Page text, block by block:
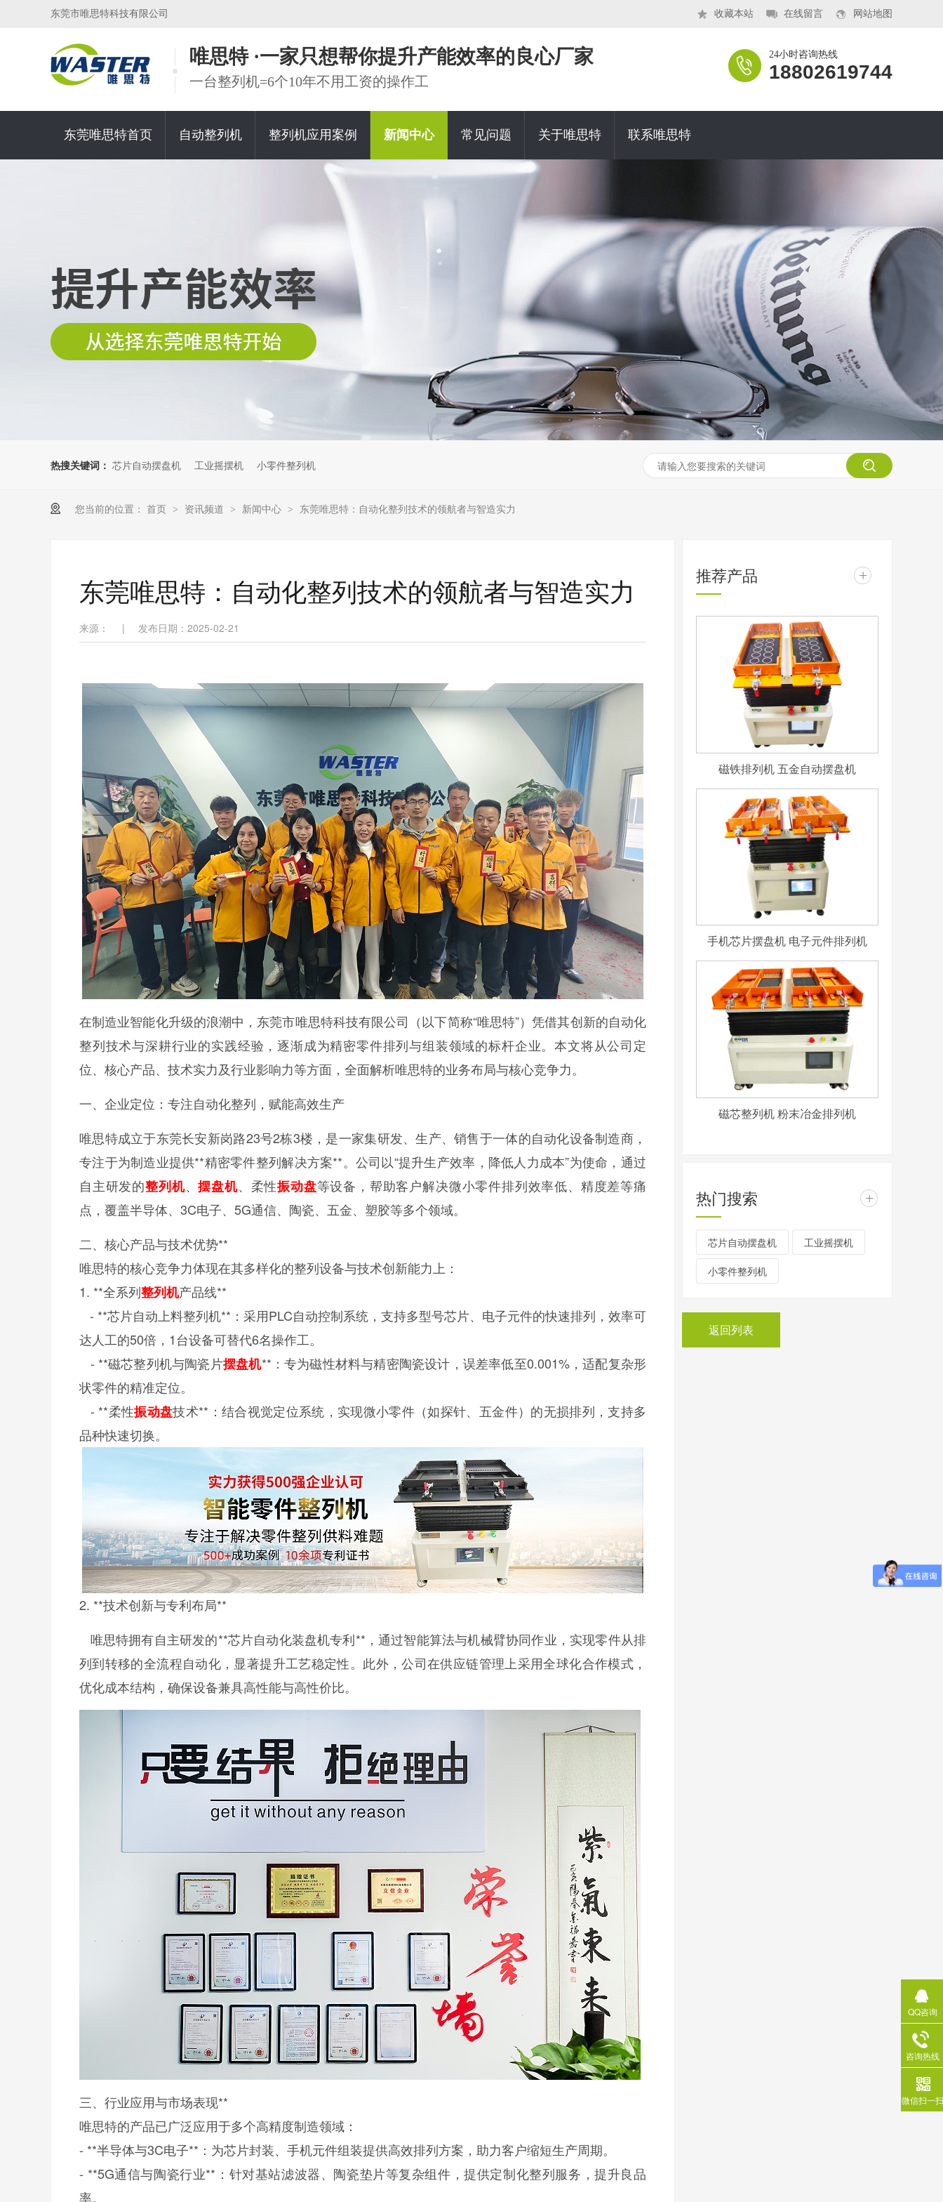
收藏本站 在线留言 网站地图
东莞市唯思特科技有限公司
唯思特 ·一家只想帮你提升产能效率的良心厂家
一台整列机=6个10年不用工资的操作工
24小时咨询热线
18802619744
东莞唯思特首页 自动整列机 整列机应用案例 新闻中心 常见问题 关于唯思特 联系唯思特
热搜关键词： 芯片自动摆盘机 工业摇摆机 小零件整列机
您当前的位置： 首页 > 资讯频道 > 新闻中心 > 东莞唯思特：自动化整列技术的领航者与智造实力
东莞唯思特：自动化整列技术的领航者与智造实力
来源： | 发布日期：2025-02-21
在制造业智能化升级的浪潮中，东莞市唯思特科技有限公司（以下简称“唯思特”）凭借其创新的自动化
整列技术与深耕行业的实践经验，逐渐成为精密零件排列与组装领域的标杆企业。本文将从公司定
位、核心产品、技术实力及行业影响力等方面，全面解析唯思特的业务布局与核心竞争力。
一、企业定位：专注自动化整列，赋能高效生产
唯思特成立于东莞长安新岗路23号2栋3楼，是一家集研发、生产、销售于一体的自动化设备制造商，
专注于为制造业提供**精密零件整列解决方案**。公司以“提升生产效率，降低人力成本”为使命，通过
自主研发的整列机、摆盘机、柔性振动盘等设备，帮助客户解决微小零件排列效率低、精度差等痛
点，覆盖半导体、3C电子、5G通信、陶瓷、五金、塑胶等多个领域。
二、核心产品与技术优势**
唯思特的核心竞争力体现在其多样化的整列设备与技术创新能力上：
1. **全系列整列机产品线**
- **芯片自动上料整列机**：采用PLC自动控制系统，支持多型号芯片、电子元件的快速排列，效率可
达人工的50倍，1台设备可替代6名操作工。
- **磁芯整列机与陶瓷片摆盘机**：专为磁性材料与精密陶瓷设计，误差率低至0.001%，适配复杂形
状零件的精准定位。
- **柔性振动盘技术**：结合视觉定位系统，实现微小零件（如探针、五金件）的无损排列，支持多
品种快速切换。
2. **技术创新与专利布局**
唯思特拥有自主研发的**芯片自动化装盘机专利**，通过智能算法与机械臂协同作业，实现零件从排
列到转移的全流程自动化，显著提升工艺稳定性。此外，公司在供应链管理上采用全球化合作模式，
优化成本结构，确保设备兼具高性能与高性价比。
三、行业应用与市场表现**
唯思特的产品已广泛应用于多个高精度制造领域：
- **半导体与3C电子**：为芯片封装、手机元件组装提供高效排列方案，助力客户缩短生产周期。
- **5G通信与陶瓷行业**：针对基站滤波器、陶瓷垫片等复杂组件，提供定制化整列服务，提升良品
率。
推荐产品 +
磁铁排列机 五金自动摆盘机
手机芯片摆盘机 电子元件排列机
磁芯整列机 粉末冶金排列机
热门搜索 +
芯片自动摆盘机 工业摇摆机
小零件整列机
返回列表
QQ咨询
咨询热线
微信扫一扫